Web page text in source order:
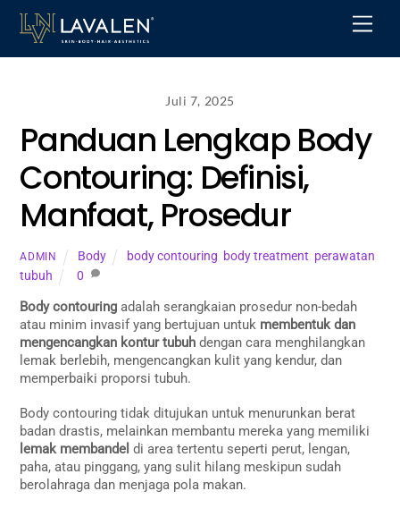
content
Juli 7, 2025
Panduan Lengkap Body
Contouring: Definisi,
Manfaat, Prosedur
ADMIN Body body contouring body treatment perawatan
tubuh
0
Body contouring adalah serangkaian prosedur non-bedah
atau minim invasif yang bertujuan untuk membentuk dan
mengencangkan kontur tubuh dengan cara menghilangkan
lemak berlebih, mengencangkan kulit yang kendur, dan
memperbaiki proporsi tubuh.
Body contouring tidak ditujukan untuk menurunkan berat
badan drastis, melainkan membantu mereka yang memiliki
lemak membandel di area tertentu seperti perut, lengan,
paha, atau pinggang, yang sulit hilang meskipun sudah
berolahraga dan menjaga pola makan.